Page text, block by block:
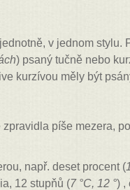
v jednom stylu.
) psaný tučně nebo
kurzívou měly být
píše mezera,
např. deset procent (
12 stupňů (7 °C, 12 °) ,